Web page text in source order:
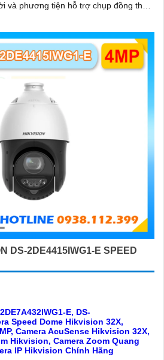
và phương tiện hỗ trợ chụp đồng thời
DS-2DE4415IWG1-E SPEED